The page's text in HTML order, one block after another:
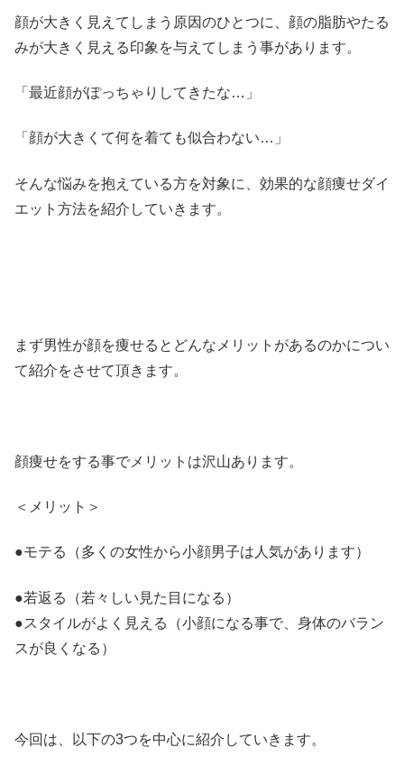
顔が大きく見えてしまう原因のひとつに、顔の脂肪やたる
みが大きく見える印象を与えてしまう事があります。
「最近顔がぽっちゃりしてきたな…」
「顔が大きくて何を着ても似合わない…」
そんな悩みを抱えている方を対象に、効果的な顔痩せダイ
エット方法を紹介していきます。
まず男性が顔を痩せるとどんなメリットがあるのかについ
て紹介をさせて頂きます。
顔痩せをする事でメリットは沢山あります。
＜メリット＞
●モテる（多くの女性から小顔男子は人気があります）
●若返る（若々しい見た目になる）
●スタイルがよく見える（小顔になる事で、身体のバラン
スが良くなる）
今回は、以下の3つを中心に紹介していきます。